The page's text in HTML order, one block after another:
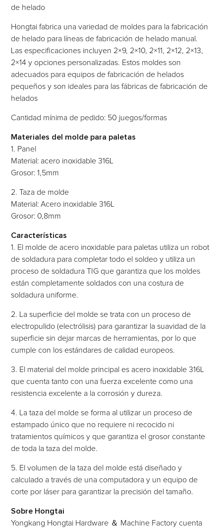
de helado
Hongtai fabrica una variedad de moldes para la fabricación
de helado para líneas de fabricación de helado manual.
Las especificaciones incluyen 2×9, 2×10, 2×11, 2×12, 2×13,
2×14 y opciones personalizadas. Estos moldes son
adecuados para equipos de fabricación de helados
pequeños y son ideales para las fábricas de fabricación de
helados
Cantidad mínima de pedido: 50 juegos/formas
Materiales del molde para paletas
1. Panel
Material: acero inoxidable 316L
Grosor: 1,5mm
2. Taza de molde
Material: Acero inoxidable 316L
Grosor: 0,8mm
Características
1. El molde de acero inoxidable para paletas utiliza un robot
de soldadura para completar todo el soldeo y utiliza un
proceso de soldadura TIG que garantiza que los moldes
están completamente soldados con una costura de
soldadura uniforme.
2. La superficie del molde se trata con un proceso de
electropulido (electrólisis) para garantizar la suavidad de la
superficie sin dejar marcas de herramientas, por lo que
cumple con los estándares de calidad europeos.
3. El material del molde principal es acero inoxidable 316L
que cuenta tanto con una fuerza excelente como una
resistencia excelente a la corrosión y dureza.
4. La taza del molde se forma al utilizar un proceso de
estampado único que no requiere ni recocido ni
tratamientos químicos y que garantiza el grosor constante
de toda la taza del molde.
5. El volumen de la taza del molde está diseñado y
calculado a través de una computadora y un equipo de
corte por láser para garantizar la precisión del tamaño.
Sobre Hongtai
Yongkang Hongtai Hardware ＆ Machine Factory cuenta